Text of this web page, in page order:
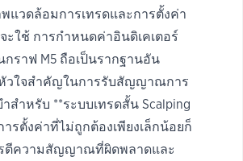
แวดล้อมการเทรดและการตั้งค่า
ะใช้ การกำหนดค่าอินดิเคเตอร์
กราฟ M5 ถือเป็นรากฐานอัน
วใจสำคัญในการรับสัญญาณการ
สำหรับ **ระบบเทรดสั้น Scalping
ารตั้งค่าที่ไม่ถูกต้องเพียงเล็กน้อยก็
ตีความสัญญาณที่ผิดพลาดและ